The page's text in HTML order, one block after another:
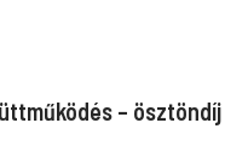
– ösztöndíj